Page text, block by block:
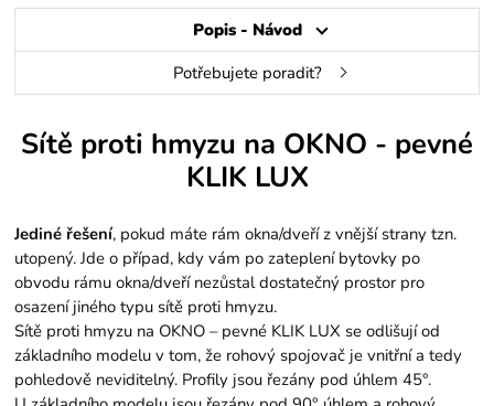
Popis - Návod
Potřebujete poradit?
Sítě proti hmyzu na OKNO - pevné
KLIK LUX
Jediné řešení, pokud máte rám okna/dveří z vnější strany tzn.
utopený. Jde o případ, kdy vám po zateplení bytovky po
obvodu rámu okna/dveří nezůstal dostatečný prostor pro
osazení jiného typu sítě proti hmyzu.
Sítě proti hmyzu na OKNO – pevné KLIK LUX se odlišují od
základního modelu v tom, že rohový spojovač je vnitřní a tedy
pohledově neviditelný. Profily jsou řezány pod úhlem 45°.